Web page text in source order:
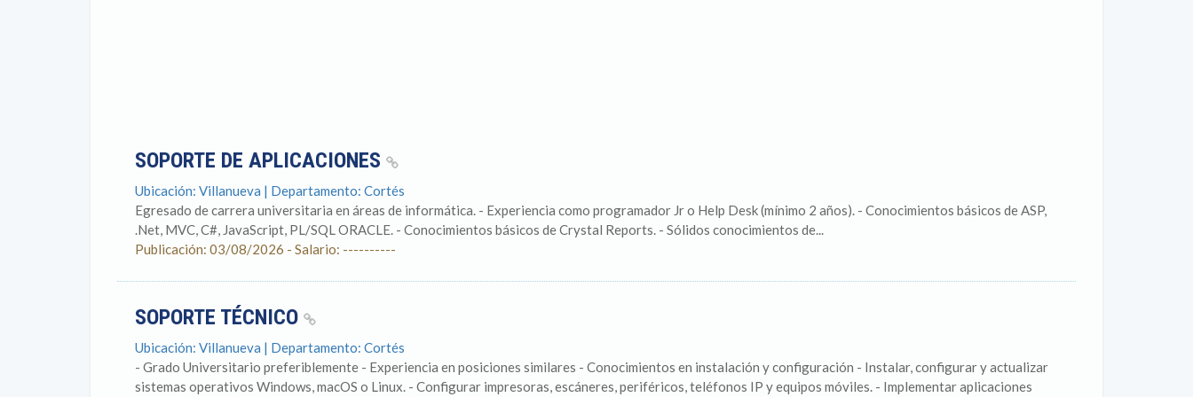
SOPORTE DE APLICACIONES
Ubicación: Villanueva | Departamento: Cortés
Egresado de carrera universitaria en áreas de informática. - Experiencia como programador Jr o Help Desk (mínimo 2 años). - Conocimientos básicos de ASP,
.Net, MVC, C#, JavaScript, PL/SQL ORACLE. - Conocimientos básicos de Crystal Reports. - Sólidos conocimientos de...
Publicación: 03/08/2026 - Salario: ----------
SOPORTE TÉCNICO
Ubicación: Villanueva | Departamento: Cortés
- Grado Universitario preferiblemente - Experiencia en posiciones similares - Conocimientos en instalación y configuración - Instalar, configurar y actualizar
sistemas operativos Windows, macOS o Linux. - Configurar impresoras, escáneres, periféricos, teléfonos IP y equipos móviles. - Implementar aplicaciones